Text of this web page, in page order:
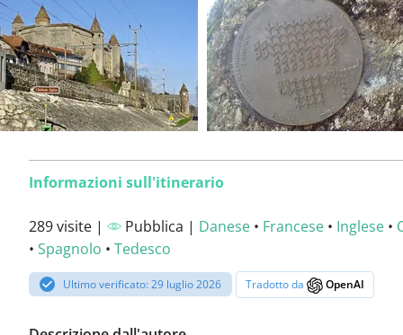
Informazioni sull'itinerario
289 visite | Pubblica | Danese • Francese • Inglese •
• Spagnolo • Tedesco
Ultimo verificato: 29 luglio 2026 Tradotto da OpenAI